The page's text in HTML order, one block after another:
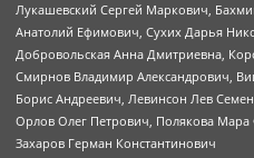
Лукашевский Сергей Маркович,
Анатолий Ефимович, Сухих Дарья
Добровольская Анна Дмитриевна,
Смирнов Владимир Александрович,
Борис Андреевич, Левинсон Лев
Орлов Олег Петрович, Полякова
Захаров Герман Константинович